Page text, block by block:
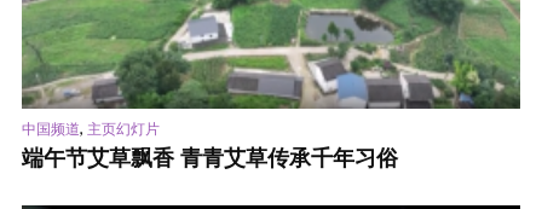
中国频道, 主页幻灯片
端午节艾草飘香 青青艾草传承千年习俗